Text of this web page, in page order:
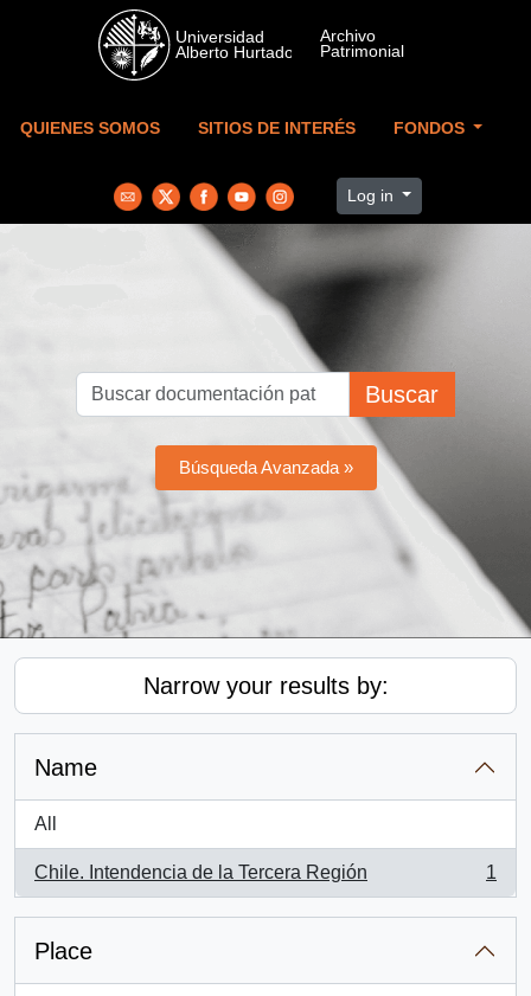
Skip to main content
QUIENES SOMOS SITIOS DE INTERÉS FONDOS
Log in
Buscar
Búsqueda Avanzada »
Narrow your results by:
Name
All
Chile. Intendencia de la Tercera Región
, 1 results
1
Place